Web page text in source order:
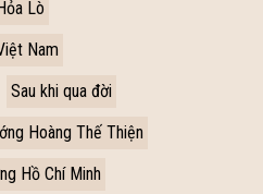
Lò
Nam
Sau khi qua đời
Hoàng Thế Thiện
Hồ Chí Minh